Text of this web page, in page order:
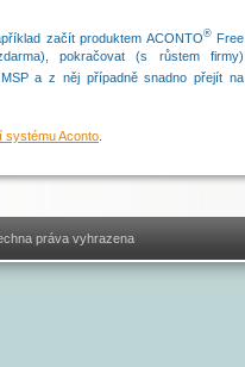
začít produktem ACONTO® Free
pokračovat (s růstem firmy)
a z něj případně snadno přejít na
systému Aconto
práva vyhrazena